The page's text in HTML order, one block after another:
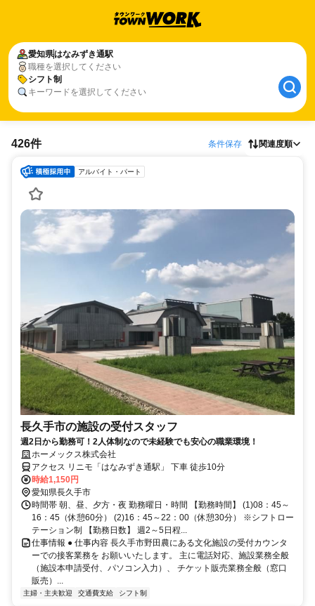
愛知県はなみずき通駅
職種を選択してください
シフト制
キーワードを選択してください
426件 条件保存 関連度順
アルバイト・パート
長久手市の施設の受付スタッフ
週2日から勤務可！2人体制なので未経験でも安心の職業環境！
ホーメックス株式会社
アクセス リニモ「はなみずき通駅」 下車 徒歩10分
時給1,150円
愛知県長久手市
時間帯 朝、昼、夕方・夜 勤務曜日・時間 【勤務時間】 (1)08：45～
16：45（休憩60分） (2)16：45～22：00（休憩30分） ※シフトロー
テーション制 【勤務日数】 週2～5日程...
仕事情報 ● 仕事内容 長久手市野田農にある文化施設の受付カウンタ
ーでの接客業務を お願いいたします。 主に電話対応、施設業務全般
（施設本申請受付、パソコン入力）、 チケット販売業務全般（窓口
販売）...
主婦・主夫歓迎 交通費支給 シフト制